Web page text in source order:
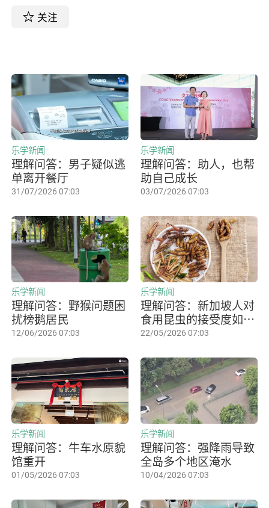
关注
理解问答：男子疑似逃
单离开餐厅
乐学新闻
31/07/2026 07:03
理解问答：助人，也帮
助自己成长
乐学新闻
03/07/2026 07:03
理解问答：野猴问题困
扰榜鹅居民
乐学新闻
12/06/2026 07:03
理解问答：新加坡人对
食用昆虫的接受度如
何？
乐学新闻
22/05/2026 07:03
理解问答：牛车水原貌
馆重开
乐学新闻
01/05/2026 07:03
理解问答：强降雨导致
全岛多个地区淹水
乐学新闻
10/04/2026 07:03